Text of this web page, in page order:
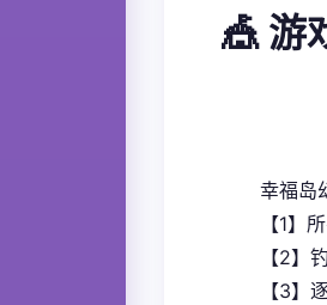
🎪 游
幸福岛
【1】
【2】
【3】